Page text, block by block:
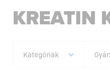
KREATIN
Kategóriák